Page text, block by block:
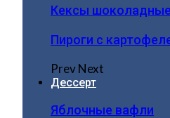
Кексы
Пироги c
PrevNext
Дессерт
Яблочные вафли